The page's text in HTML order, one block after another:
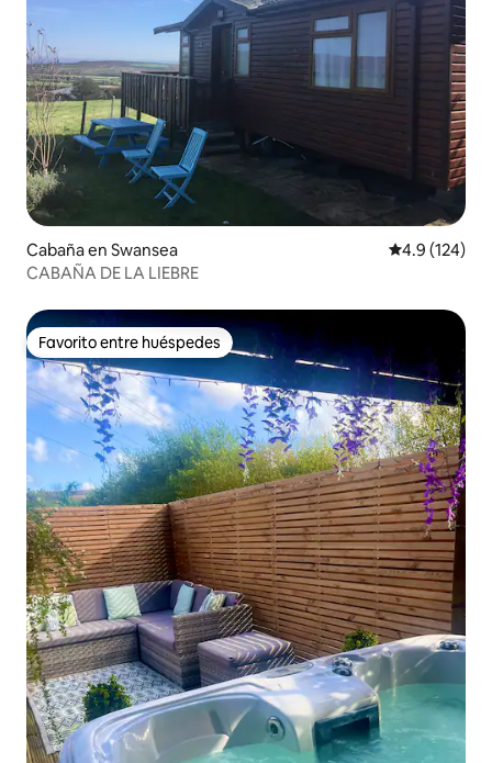
Cabaña en Swansea Calificación
4.9 (124)
CABAÑA DE LA LIEBRE
Favorito entre huéspedes
Favorito entre huéspedes